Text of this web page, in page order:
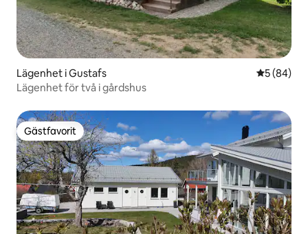
Lägenhet i Gustafs 5 av 5 i
5 (84)
Lägenhet för två i gårdshus
Gästfavorit
Gästfavorit